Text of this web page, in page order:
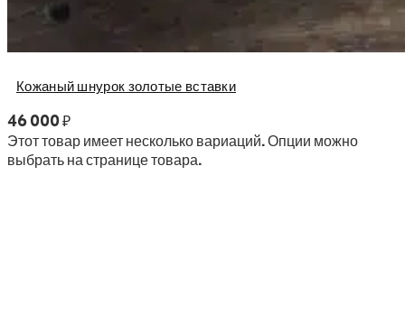
Кожаный шнурок золотые вставки
46 000₽
Этот товар имеет несколько вариаций. Опции можно
выбрать на странице товара.